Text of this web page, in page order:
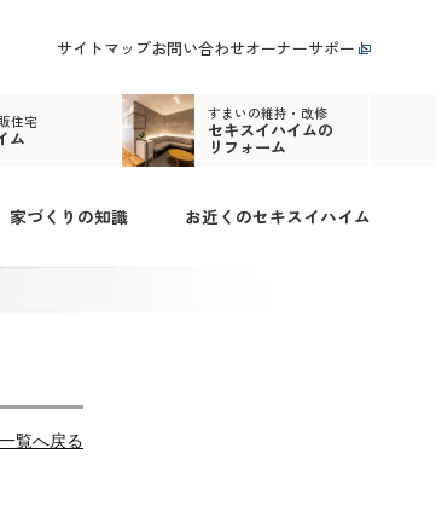
サイトマップお問い合わせオーナーサポート
住宅
ム
すまいの維持・改修
セキスイハイムの
リフォーム
家づくりの知識 お近くのセキスイハイム
覧へ戻る